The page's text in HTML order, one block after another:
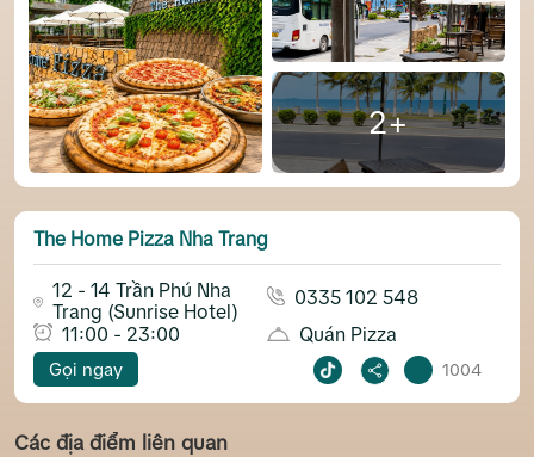
2+
The Home Pizza Nha Trang
12 - 14 Trần Phú Nha
Trang (Sunrise Hotel)
0335 102 548
11:00 - 23:00
Quán Pizza
Gọi ngay 1004
Các địa điểm liên quan